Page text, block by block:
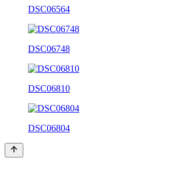
DSC06564
DSC06748
DSC06810
DSC06804